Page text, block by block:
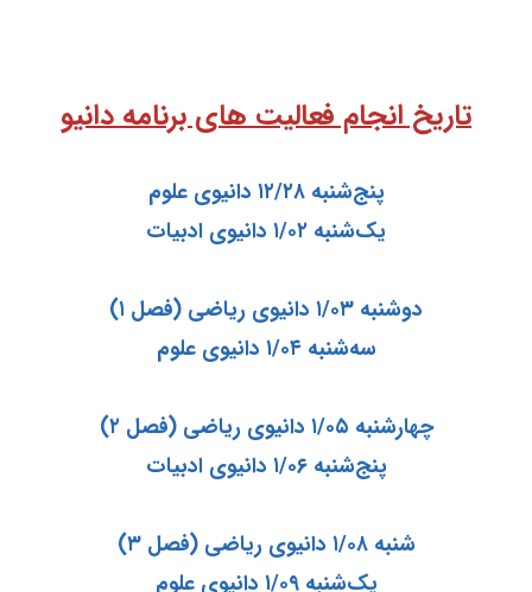
تاریخ انجام فعالیت های برنامه دانیو
پنج‌شنبه ۱۲/۲۸ دانیوی علوم
یک‌شنبه ۱/۰۲ دانیوی ادبیات
دوشنبه ۱/۰۳ دانیوی ریاضی (فصل ۱)
سه‌شنبه ۱/۰۴ دانیوی علوم
چهارشنبه ۱/۰۵ دانیوی ریاضی (فصل ۲)
پنج‌شنبه ۱/۰۶ دانیوی ادبیات
شنبه ۱/۰۸ دانیوی ریاضی (فصل ۳)
یک‌شنبه ۱/۰۹ دانیوی علوم